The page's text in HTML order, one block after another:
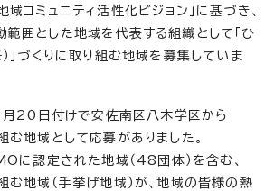
域コミュニティ活性化ビジョン」に基づき、
囲とした地域を代表する組織として「ひ
」づくりに取り組む地域を募集していま
20日付けで安佐南区八木学区から
む地域として応募がありました。
に認定された地域（48団体）を含む、
む地域（手挙げ地域）が、地域の皆様の熱